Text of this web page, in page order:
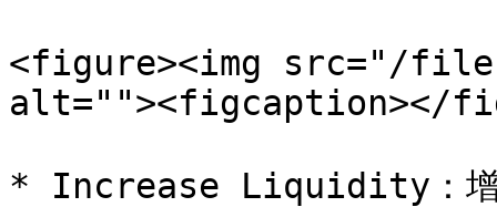
<figure><img src="/files/
alt=""><figcaption></
* Increase Liquidity：增